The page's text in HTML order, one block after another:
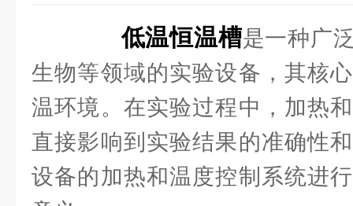
低温恒温槽是一种广
生物等领域的实验设备，其核
温环境。在实验过程中，加热
直接影响到实验结果的准确性
设备的加热和温度控制系统进